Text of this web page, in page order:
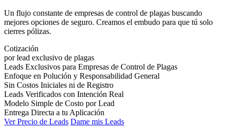
Un flujo constante de empresas de control de plagas buscando
mejores opciones de seguro. Creamos el embudo para que tú solo
cierres pólizas.
Cotización
por lead exclusivo de plagas
Leads Exclusivos para Empresas de Control de Plagas
Enfoque en Polución y Responsabilidad General
Sin Costos Iniciales ni de Registro
Leads Verificados con Intención Real
Modelo Simple de Costo por Lead
Entrega Directa a tu Aplicación
Ver Precio de Leads Dame mis Leads